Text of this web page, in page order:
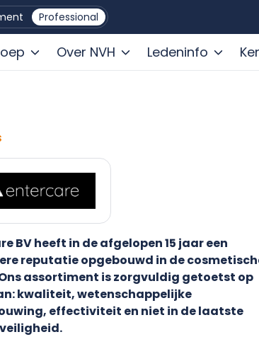
Professional
Over NVH Ledeninfo
BV heeft in de afgelopen 15 jaar een
reputatie opgebouwd in de
assortiment is zorgvuldig getoetst op
kwaliteit, wetenschappelijke
effectiviteit en niet in de laatste